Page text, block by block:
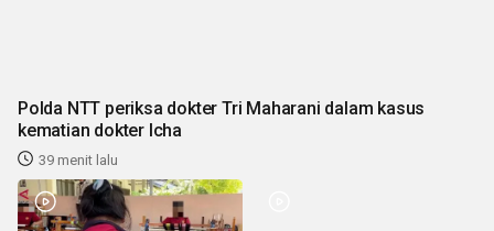
Polda NTT periksa dokter Tri Maharani dalam kasus
kematian dokter Icha
39 menit lalu